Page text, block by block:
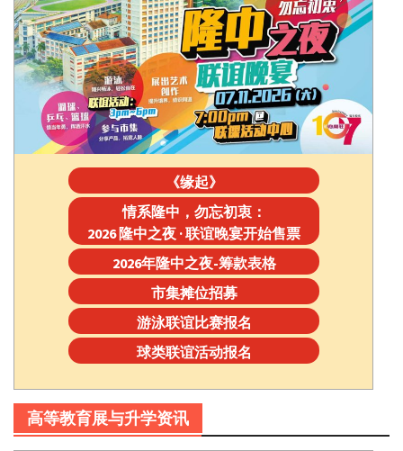
《缘起》
情系隆中，勿忘初衷：
2026 隆中之夜 · 联谊晚宴开始售票
2026年隆中之夜-筹款表格
市集摊位招募
游泳联谊比赛报名
球类联谊活动报名
高等教育展与升学资讯